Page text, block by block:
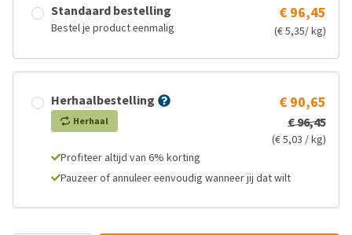
Standaard bestelling
Bestel je product eenmalig
€ 96,45
(€ 5,35/ kg)
Herhaalbestelling
Herhaal
€ 90,65
€ 96,45
(€ 5,03 / kg)
Profiteer altijd van 6% korting
Pauzeer of annuleer eenvoudig wanneer jij dat wilt